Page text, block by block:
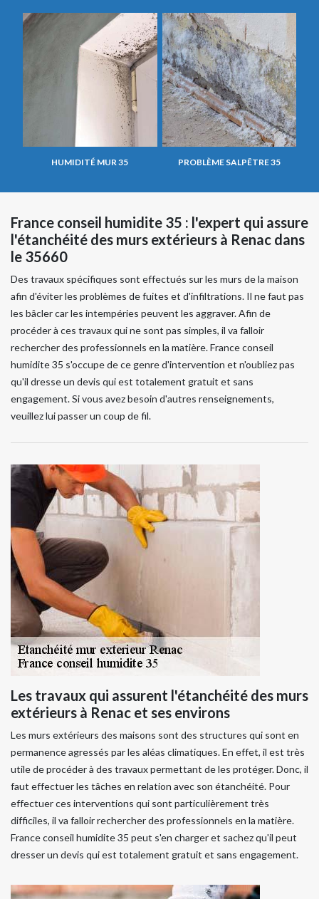
HUMIDITÉ MUR 35 PROBLÈME SALPÊTRE 35
France conseil humidite 35 : l'expert qui assure
l'étanchéité des murs extérieurs à Renac dans
le 35660
Des travaux spécifiques sont effectués sur les murs de la maison
afin d'éviter les problèmes de fuites et d'infiltrations. Il ne faut pas
les bâcler car les intempéries peuvent les aggraver. Afin de
procéder à ces travaux qui ne sont pas simples, il va falloir
rechercher des professionnels en la matière. France conseil
humidite 35 s'occupe de ce genre d'intervention et n'oubliez pas
qu'il dresse un devis qui est totalement gratuit et sans
engagement. Si vous avez besoin d'autres renseignements,
veuillez lui passer un coup de fil.
Les travaux qui assurent l'étanchéité des murs
extérieurs à Renac et ses environs
Les murs extérieurs des maisons sont des structures qui sont en
permanence agressés par les aléas climatiques. En effet, il est très
utile de procéder à des travaux permettant de les protéger. Donc, il
faut effectuer les tâches en relation avec son étanchéité. Pour
effectuer ces interventions qui sont particulièrement très
difficiles, il va falloir rechercher des professionnels en la matière.
France conseil humidite 35 peut s'en charger et sachez qu'il peut
dresser un devis qui est totalement gratuit et sans engagement.